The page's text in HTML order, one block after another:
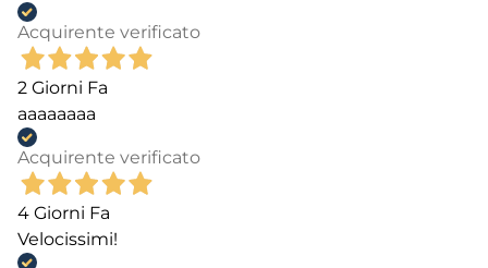
Acquirente verificato
2 Giorni Fa
aaaaaaaa
Acquirente verificato
4 Giorni Fa
Velocissimi!